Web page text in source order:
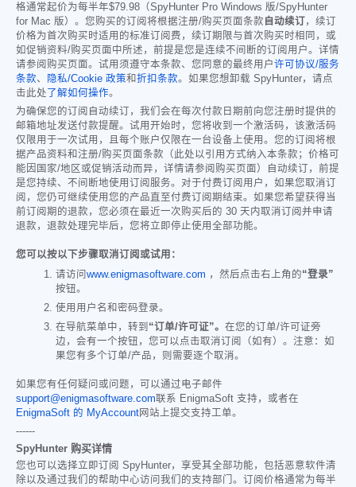
格通常起价为每半年$79.98 （SpyHunter Pro Windows 版/SpyHunter
for Mac 版）。您购买的订阅将根据注册/购买页面条款 自动续订 ，续订
价格为首次购买时适用的标准订阅费，续订期限与首次购买时相同，或
如促销资料/购买页面中所述，前提是您是连续不间断的订阅用户。详情
请参阅购买页面。试用须遵守本条款、您同意的最终用户许可协议/服务
条款、 隐私/Cookie 政策和折扣条款。如果您想卸载 SpyHunter，请点
击此处 了解如何操作。
为确保您的订阅自动续订，我们会在每次付款日期前向您注册时提供的
邮箱地址发送付款提醒。试用开始时，您将收到一个激活码，该激活码
仅限用于一次试用，且每个账户仅限在一台设备上使用。您的订阅将根
据产品资料和注册/购买页面条款（此处以引用方式纳入本条款；价格可
能因国家/地区或促销活动而异，详情请参阅购买页面）自动续订，前提
是您持续、不间断地使用订阅服务。对于付费订阅用户，如果您取消订
阅，您仍可继续使用您的产品直至付费订阅期结束。如果您希望获得当
前订阅期的退款，您必须在最近一次购买后的 30 天内取消订阅并申请
退款，退款处理完毕后，您将立即停止使用全部功能。
您可以按以下步骤取消订阅或试用：
请访问www.enigmasoftware.com ，然后点击右上角的“登录”
按钮。
使用用户名和密码登录。
在导航菜单中，转到 “订单/许可证”。 在您的订单/许可证旁
边，会有一个按钮，您可以点击取消订阅（如有）。注意：如
果您有多个订单/产品，则需要逐个取消。
如果您有任何疑问或问题，可以通过电子邮件
support@enigmasoftware.com联系 EnigmaSoft 支持，或者在
EnigmaSoft 的 MyAccount网站上提交支持工单。
------
SpyHunter 购买详情
您也可以选择立即订阅 SpyHunter，享受其全部功能，包括恶意软件清
除以及通过我们的帮助中心访问我们的支持部门。订阅价格通常为每半